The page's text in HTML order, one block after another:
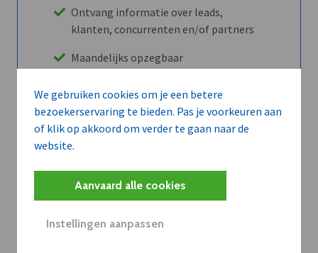
We gebruiken cookies om je een betere
bezoekerservaring te bieden. Pas je voorkeuren aan
of klik op akkoord om verder te gaan naar de
website.
Aanvaard alle cookies
Instellingen aanpassen
Ontvang informatie over leads,
klanten, concurrenten en/of partners
Maandelijks opzegbaar
Ontdek alle voordelen
Wilt u niet enkel de dVO community